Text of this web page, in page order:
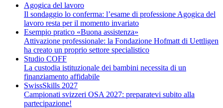
Agogica del lavoro
Il sondaggio lo conferma: l’esame di professione Agogica del
lavoro resta per il momento invariato
Esempio pratico «Buona assistenza»
Attivazione professionale: la Fondazione Hofmatt di Uettligen
ha creato un proprio settore specialistico
Studio COFF
La custodia istituzionale dei bambini necessita di un
finanziamento affidabile
SwissSkills 2027
Campionati svizzeri OSA 2027: preparatevi subito alla
partecipazione!